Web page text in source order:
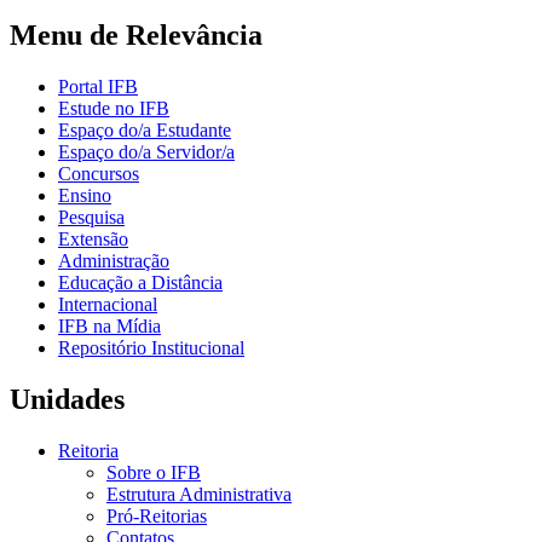
Menu de Relevância
Portal IFB
Estude no IFB
Espaço do/a Estudante
Espaço do/a Servidor/a
Concursos
Ensino
Pesquisa
Extensão
Administração
Educação a Distância
Internacional
IFB na Mídia
Repositório Institucional
Unidades
Reitoria
Sobre o IFB
Estrutura Administrativa
Pró-Reitorias
Contatos